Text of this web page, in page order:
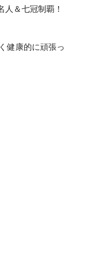
＆七冠制覇！
健康的に頑張っ